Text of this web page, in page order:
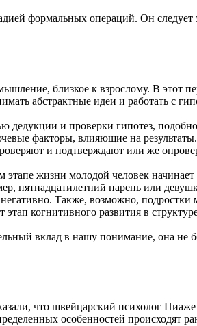
формальных операций. Он
близкое к взрослому. В
абстрактные идеи и работать с
дедукции и проверки гипотез,
факторы, влияющие на
и подтверждают или же
жизни молодой человек
пятнадцатилетний парень или
Также, возможно,
когнитивного развития в
вклад в нашу понимание, она не
что швейцарский психолог
особенностей происходят